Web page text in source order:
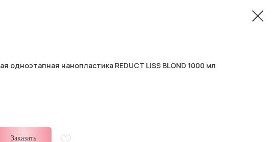
одноэтапная нанопластика REDUCT LISS BLOND 1000 мл
Заказать